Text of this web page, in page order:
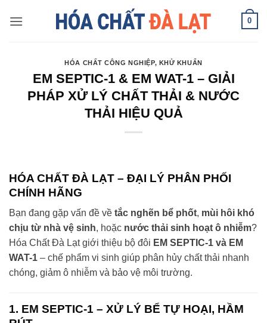
0
HÓA CHẤT CÔNG NGHIỆP, KHỬ KHUẨN
EM SEPTIC-1 & EM WAT-1 – GIẢI
PHÁP XỬ LÝ CHẤT THẢI & NƯỚC
THẢI HIỆU QUẢ
HÓA CHẤT ĐÀ LẠT – ĐẠI LÝ PHÂN PHỐI
CHÍNH HÃNG
Bạn đang gặp vấn đề về tắc nghẽn bể phốt, mùi hôi khó
chịu từ nhà vệ sinh, hoặc nước thải sinh hoạt ô nhiễm?
Hóa Chất Đà Lạt giới thiệu bộ đôi EM SEPTIC-1 và EM
WAT-1 – chế phẩm vi sinh giúp phân hủy chất thải nhanh
chóng, giảm ô nhiễm và bảo vệ môi trường.
1. EM SEPTIC-1 – XỬ LÝ BỂ TỰ HOẠI, HẦM